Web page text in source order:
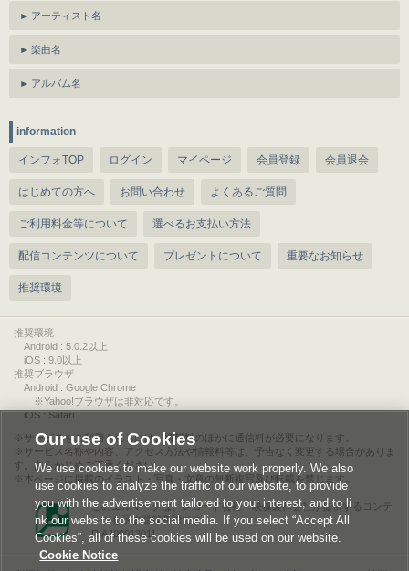
アーティスト名
楽曲名
アルバム名
information
インフォTOP ログイン マイページ 会員登録 会員退会
はじめての方へ お問い合わせ よくあるご質問
ご利用料金等について 選べるお支払い方法
配信コンテンツについて プレゼントについて 重要なお知らせ
推奨環境
推奨環境
Android : 5.0.2以上
iOS : 9.0以上
推奨ブラウザ
Android : Google Chrome
※Yahoo!ブラウザは非対応です。
iOS : Safari
サービスをご利用されるには、情報料のほかに通信料が必要になります。
サービス名称や内容、アクセス方法や情報料等は、予告なく変更する場合がありま
す。あらかじめご了承ください。
本ページに掲載のイラスト・写真・文章の無断複写及び転載を禁じます。
このエルマークは、レコード会社・映像製作会社が提供するコンテ
ンツを示す登録商標です。
RIAJ00013011
Our use of Cookies
We use cookies to make our website work properly. We also
use cookies to analyze the traffic of our website, to provide
you with the advertisement tailored to your interest, and to li
nk our website to the social media. If you select “Accept All
Cookies”, all of these cookies will be used on our website.
Cookie Notice